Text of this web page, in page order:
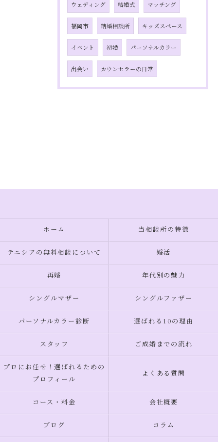
ウェディング 結婚式 マッチング
福岡市 結婚相談所 キッズスペース
イベント 初婚 パーソナルカラー
出会い カウンセラーの日常
ホーム 当相談所の特徴
テニシアの無料相談について 婚活
再婚 年代別の魅力
シングルマザー シングルファザー
パーソナルカラー診断 選ばれる10の理由
スタッフ ご成婚までの流れ
プロにお任せ！選ばれるための
プロフィール
よくある質問
コース・料金 会社概要
ブログ コラム